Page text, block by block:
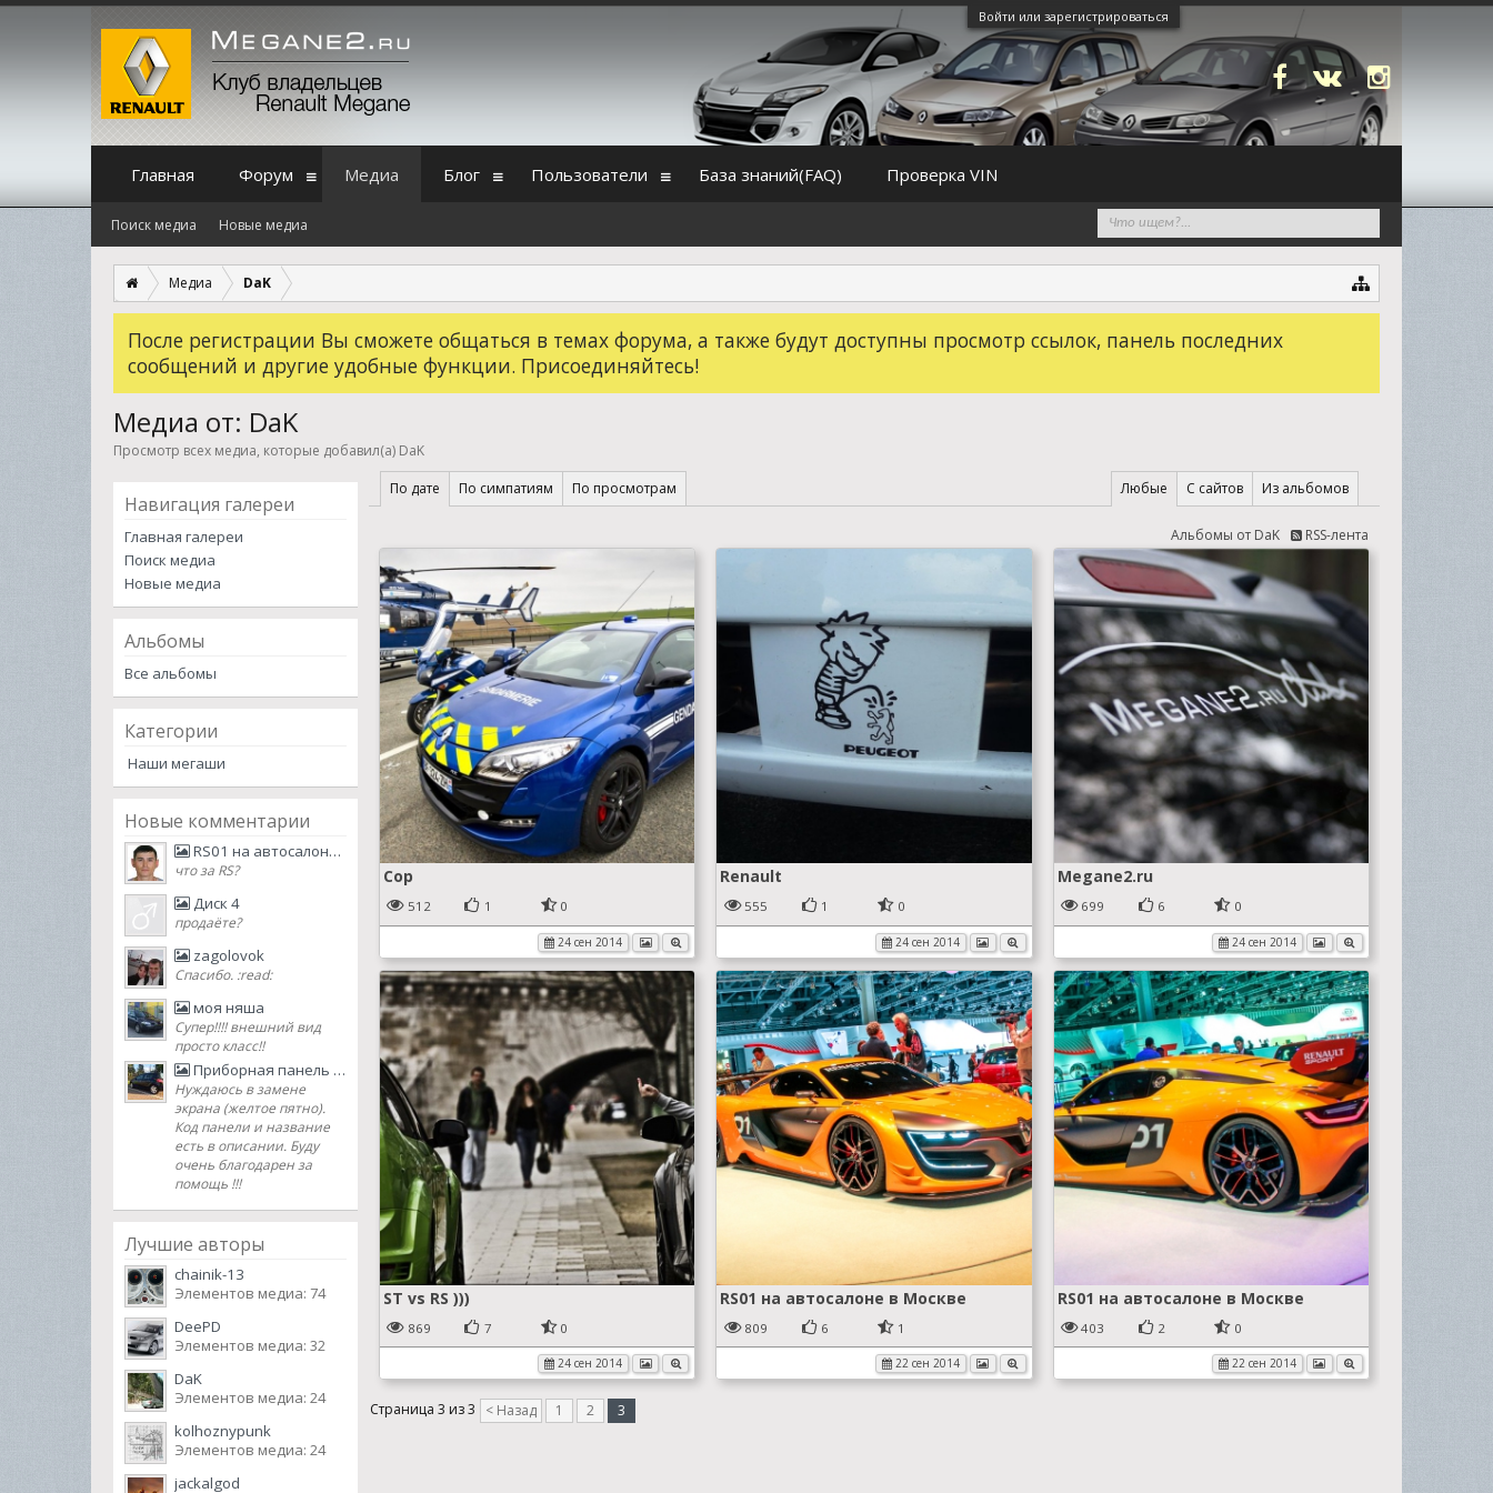
Войти или зарегистрироваться
Медиа DaK
После регистрации Вы сможете общаться в темах форума, а также будут доступны просмотр ссылок, панель последних
сообщений и другие удобные функции. Присоединяйтесь!
Медиа от: DaK
Просмотр всех медиа, которые добавил(а) DaK
По дате
По симпатиям По просмотрам Любые С сайтов Из альбомов
Альбомы от DaK RSS-лента
Cop
512 1 0
24 сен 2014
Renault
555 1 0
24 сен 2014
Megane2.ru
699 6 0
24 сен 2014
ST vs RS )))
869 7 0
24 сен 2014
RS01 на автосалоне в Москве
809 6 1
22 сен 2014
RS01 на автосалоне в Москве
403 2 0
22 сен 2014
Страница 3 из 3 < Назад 1 2 3
Навигация галереи
Главная галереи
Поиск медиа
Новые медиа
Альбомы
Все альбомы
Категории
Наши мегаши
Новые комментарии
RS01 на автосалоне в Москве
что за RS?
Диск 4
продаёте?
zagolovok
Спасибо. :read:
моя няша
Супер!!!! внешний вид
просто класс!!
Приборная панель High series Renault Megane II ph. 2 2007 lifting
Нуждаюсь в замене
экрана (желтое пятно).
Код панели и название
есть в описании. Буду
очень благодарен за
помощь !!!
Лучшие авторы
chainik-13
Элементов медиа: 74
DeePD
Элементов медиа: 32
DaK
Элементов медиа: 24
kolhoznypunk
Элементов медиа: 24
jackalgod
Главная Форум Медиа
Поиск медиа Новые медиа
Блог Пользователи База знаний(FAQ) Проверка VIN